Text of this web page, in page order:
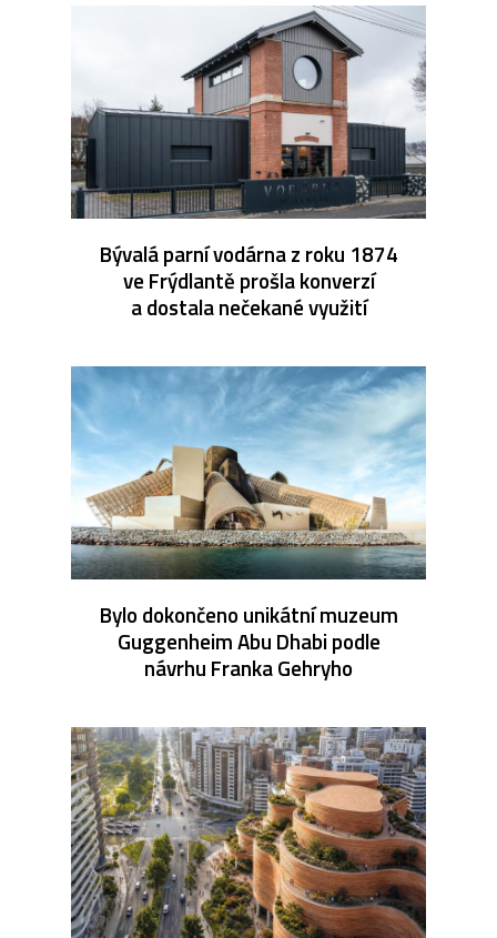
Bývalá parní vodárna z roku 1874
ve Frýdlantě prošla konverzí
a dostala nečekané využití
Bylo dokončeno unikátní muzeum
Guggenheim Abu Dhabi podle
návrhu Franka Gehryho